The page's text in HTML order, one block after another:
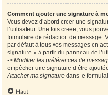
Comment ajouter une signature à
Vous devez d’abord créer une
l’utilisateur. Une fois créée, vous
formulaire de rédaction de message.
par défaut à tous vos messages en
signature » à partir du panneau de
-> Modifier les préférences de
empêcher une signature d’être
Attacher ma signature dans le
Haut